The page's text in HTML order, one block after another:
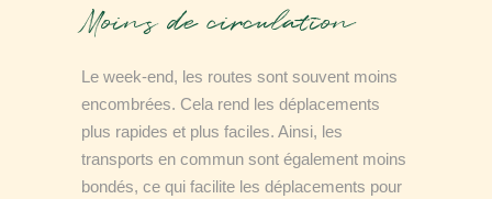
Moins de circulation
Le week-end, les routes sont souvent moins
encombrées. Cela rend les déplacements
plus rapides et plus faciles. Ainsi, les
transports en commun sont également moins
bondés, ce qui facilite les déplacements pour